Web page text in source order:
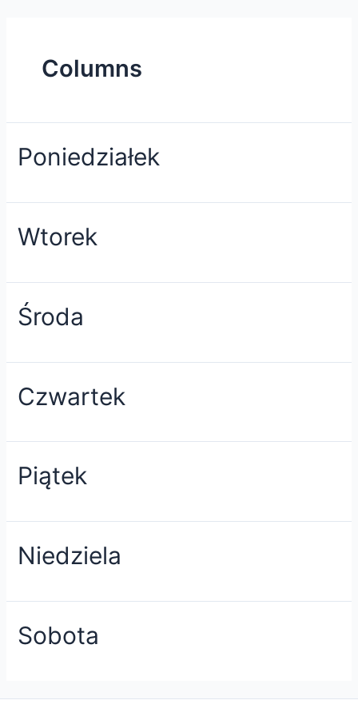
Columns
Poniedziałek
Wtorek
Środa
Czwartek
Piątek
Niedziela
Sobota